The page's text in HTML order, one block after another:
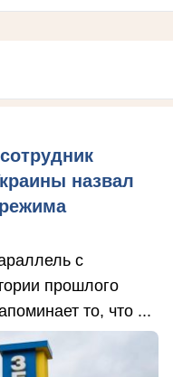
назвал
с
прошлого
то, что ...